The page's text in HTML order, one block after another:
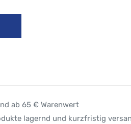
ab 65 € Warenwert
lagernd und kurzfristig